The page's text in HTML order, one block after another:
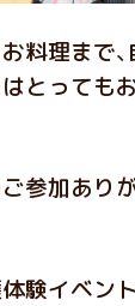
料理まで
とっても
参加あり
験イベン